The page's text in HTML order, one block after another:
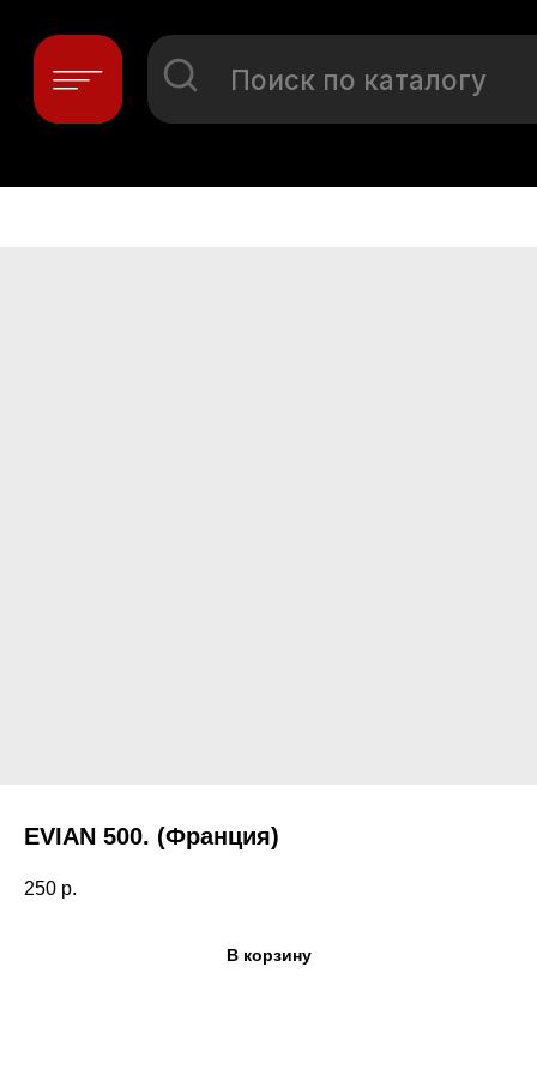
Поиск по каталогу
EVIAN 500. (Франция)
250 р.
В корзину
Поиск по каталогу